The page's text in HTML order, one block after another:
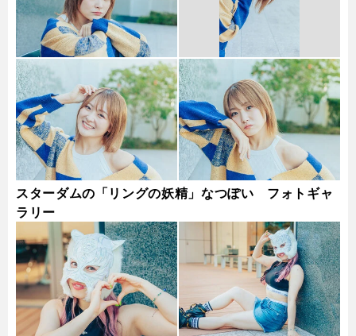
スターダムの「リングの妖精」なつぽい フォトギャ
ラリー